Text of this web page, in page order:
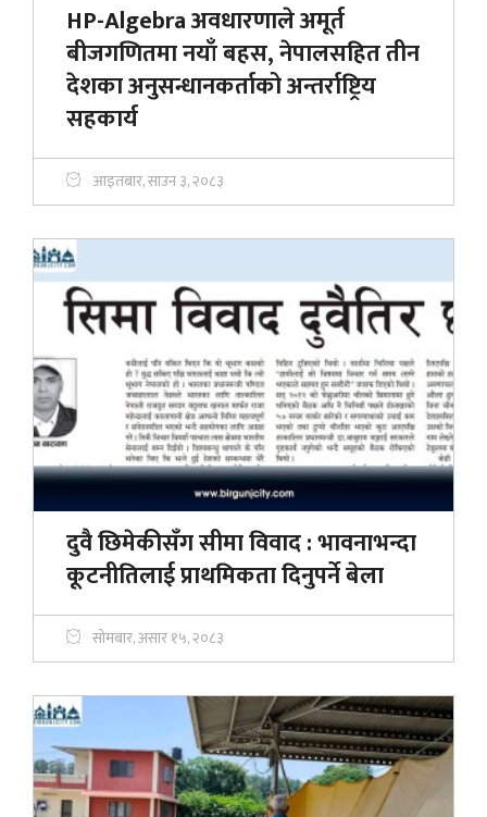
HP-Algebra अवधारणाले अमूर्त
बीजगणितमा नयाँ बहस, नेपालसहित तीन
देशका अनुसन्धानकर्ताको अन्तर्राष्ट्रिय
सहकार्य
आइतबार, साउन ३, २०८३
दुवै छिमेकीसँग सीमा विवाद : भावनाभन्दा
कूटनीतिलाई प्राथमिकता दिनुपर्ने बेला
सोमबार, असार १५, २०८३